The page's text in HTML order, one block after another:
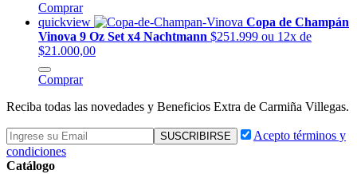
Comprar
quickview
Copa de Champán
Vinova 9 Oz Set x4 Nachtmann $251.999 ou 12x de
$21.000,00
Comprar
Reciba todas las novedades y Beneficios Extra de Carmiña Villegas.
Acepto términos y
condiciones
Catálogo